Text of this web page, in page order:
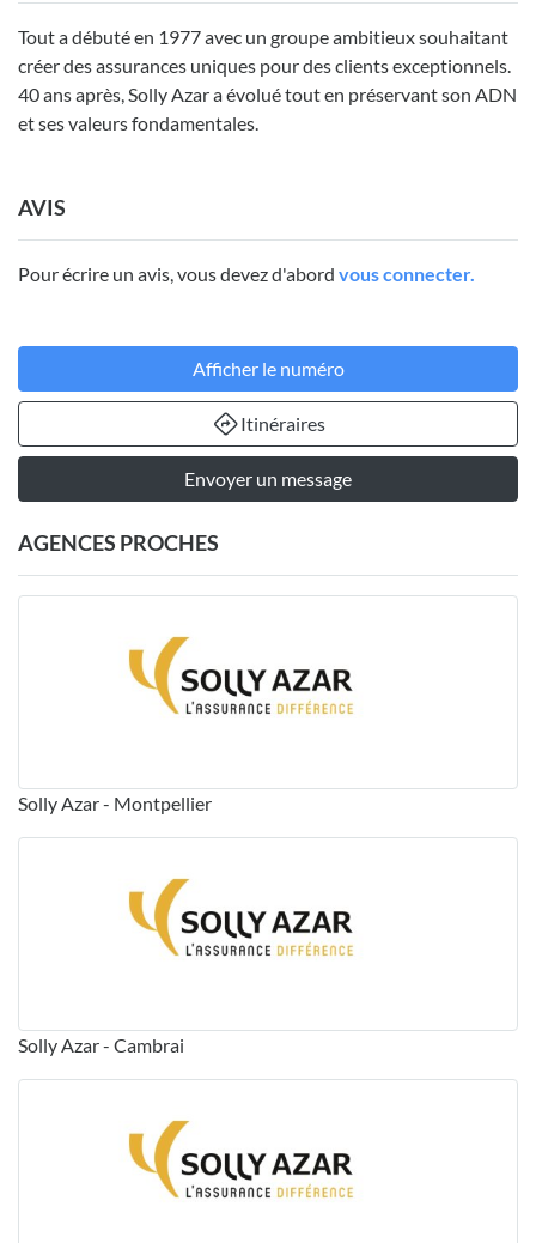
Tout a débuté en 1977 avec un groupe ambitieux souhaitant
créer des assurances uniques pour des clients exceptionnels.
40 ans après, Solly Azar a évolué tout en préservant son ADN
et ses valeurs fondamentales.
AVIS
Pour écrire un avis, vous devez d'abord vous connecter.
Afficher le numéro
Itinéraires
Envoyer un message
AGENCES PROCHES
Solly Azar - Montpellier
Solly Azar - Cambrai